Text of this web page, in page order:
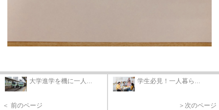
大学進学を機に一人...
＜ 前のページ
学生必見！一人暮ら...
＞次のページ